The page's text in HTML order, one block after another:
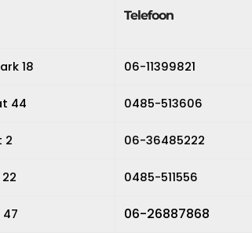
Telefoon
18 06-11399821
44 0485-513606
2 06-36485222
0485-511556
47 06-26887868